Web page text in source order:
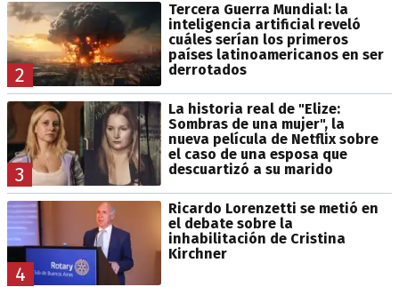
2
Tercera Guerra Mundial: la
inteligencia artificial reveló
cuáles serían los primeros
países latinoamericanos en ser
derrotados
3
La historia real de "Elize:
Sombras de una mujer", la
nueva película de Netflix sobre
el caso de una esposa que
descuartizó a su marido
4
Ricardo Lorenzetti se metió en
el debate sobre la
inhabilitación de Cristina
Kirchner